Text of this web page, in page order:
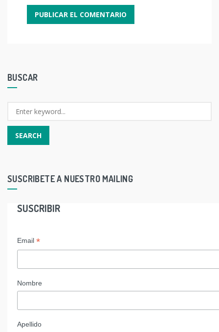
BUSCAR
SUSCRIBETE A NUESTRO MAILING
SUSCRIBIR
Email *
Nombre
Apellido